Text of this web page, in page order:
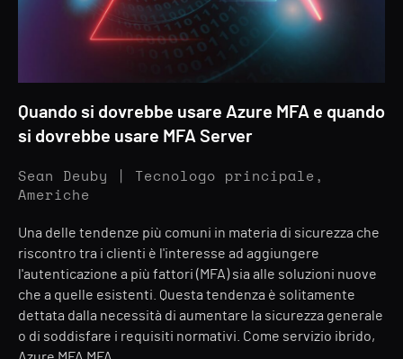
Quando si dovrebbe usare Azure MFA e quando
si dovrebbe usare MFA Server
Sean Deuby | Tecnologo principale,
Americhe
Una delle tendenze più comuni in materia di sicurezza che
riscontro tra i clienti è l'interesse ad aggiungere
l'autenticazione a più fattori (MFA) sia alle soluzioni nuove
che a quelle esistenti. Questa tendenza è solitamente
dettata dalla necessità di aumentare la sicurezza generale
o di soddisfare i requisiti normativi. Come servizio ibrido,